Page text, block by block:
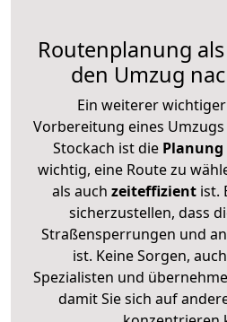
Routenplanung
den Umzug
Ein weiterer
Vorbereitung eines
Stockach ist die Planung
wichtig, eine Route zu
als auch zeiteffizientist.
sicherzustellen, dass
Straßensperrungen und
ist. Keine Sorgen,
Spezialisten und
damit Sie sich auf